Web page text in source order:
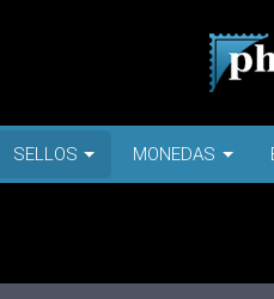
SELLOS MONEDAS